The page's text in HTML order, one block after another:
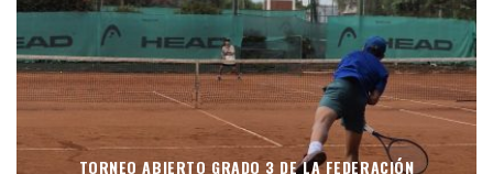
TORNEO ABIERTO GRADO 3 DE LA FEDERACIÓN